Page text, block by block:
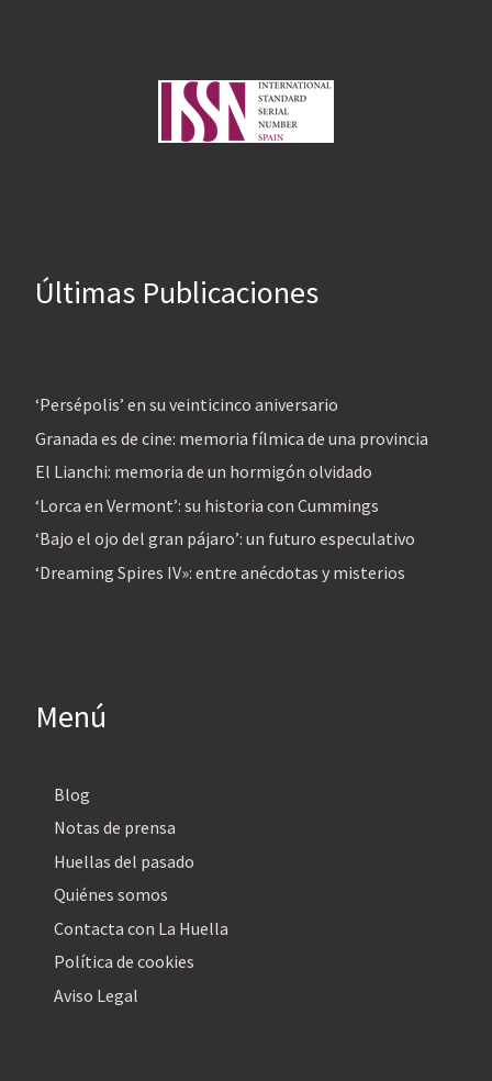
Últimas Publicaciones
‘Persépolis’ en su veinticinco aniversario
Granada es de cine: memoria fílmica de una provincia
El Lianchi: memoria de un hormigón olvidado
‘Lorca en Vermont’: su historia con Cummings
‘Bajo el ojo del gran pájaro’: un futuro especulativo
‘Dreaming Spires IV»: entre anécdotas y misterios
Menú
Blog
Notas de prensa
Huellas del pasado
Quiénes somos
Contacta con La Huella
Política de cookies
Aviso Legal